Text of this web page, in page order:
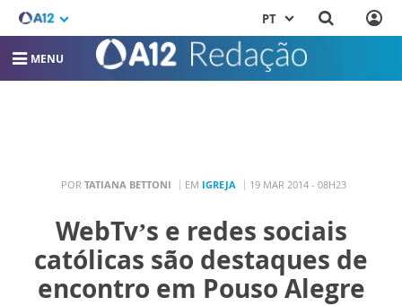
PT
MENU
POR TATIANA BETTONI EM IGREJA 19 MAR 2014 - 08H23
WebTv’s e redes sociais
católicas são destaques de
encontro em Pouso Alegre